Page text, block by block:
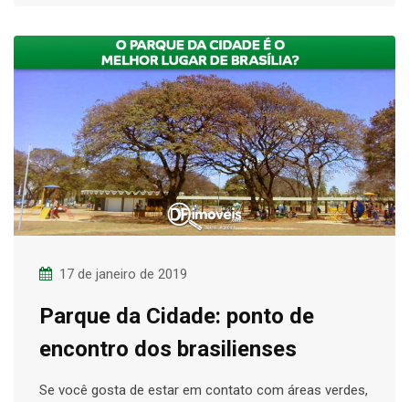
17 de janeiro de 2019
Parque da Cidade: ponto de
encontro dos brasilienses
Se você gosta de estar em contato com áreas verdes,